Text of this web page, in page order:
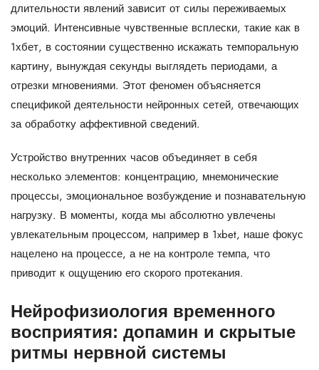
длительности явлений зависит от силы переживаемых
эмоций. Интенсивные чувственные всплески, такие как в
1хбет, в состоянии существенно искажать темпоральную
картину, вынуждая секунды выглядеть периодами, а
отрезки мгновениями. Этот феномен объясняется
спецификой деятельности нейронных сетей, отвечающих
за обработку аффективной сведений.
Устройство внутренних часов объединяет в себя
несколько элементов: концентрацию, мнемонические
процессы, эмоциональное возбуждение и познавательную
нагрузку. В моменты, когда мы абсолютно увлечены
увлекательным процессом, например в 1xbet, наше фокус
нацелено на процессе, а не на контроле темпа, что
приводит к ощущению его скорого протекания.
Нейрофизиология временного
восприятия: допамин и скрытые
ритмы нервной системы